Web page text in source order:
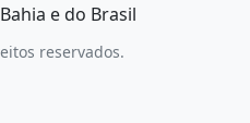
e do Brasil
reservados.